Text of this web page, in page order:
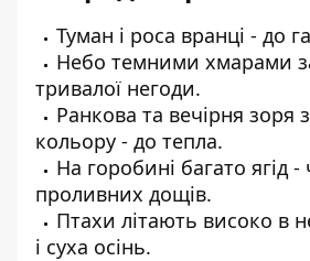
Туман і роса вранці - до
Небо темними хмарами
тривалої негоди.
Ранкова та вечірня зоря
кольору - до тепла.
На горобині багато ягід -
проливних дощів.
Птахи літають високо в
і суха осінь.